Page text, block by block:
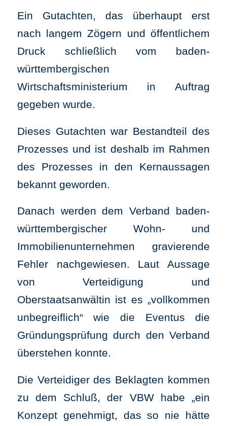
Ein Gutachten, das überhaupt erst
nach langem Zögern und öffentlichem
Druck schließlich vom baden-
württembergischen
Wirtschaftsministerium in Auftrag
gegeben wurde.
Dieses Gutachten war Bestandteil des
Prozesses und ist deshalb im Rahmen
des Prozesses in den Kernaussagen
bekannt geworden.
Danach werden dem Verband baden-
württembergischer Wohn- und
Immobilienunternehmen gravierende
Fehler nachgewiesen. Laut Aussage
von Verteidigung und
Oberstaatsanwältin ist es „vollkommen
unbegreiflich“ wie die Eventus die
Gründungsprüfung durch den Verband
überstehen konnte.
Die Verteidiger des Beklagten kommen
zu dem Schluß, der VBW habe „ein
Konzept genehmigt, das so nie hätte